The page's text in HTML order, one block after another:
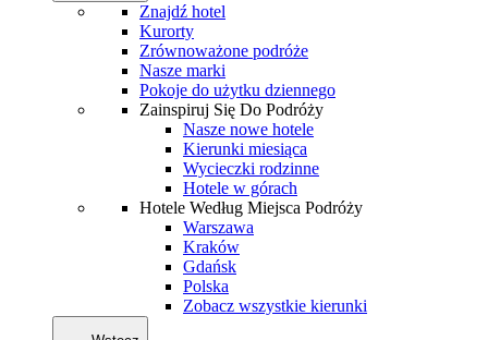
Znajdź hotel
Kurorty
Zrównoważone podróże
Nasze marki
Pokoje do użytku dziennego
Zainspiruj Się Do Podróży
Nasze nowe hotele
Kierunki miesiąca
Wycieczki rodzinne
Hotele w górach
Hotele Według Miejsca Podróży
Warszawa
Kraków
Gdańsk
Polska
Zobacz wszystkie kierunki